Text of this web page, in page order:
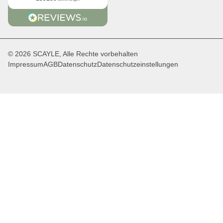
© 2026 SCAYLE, Alle Rechte vorbehalten
ImpressumAGBDatenschutzDatenschutzeinstellungen